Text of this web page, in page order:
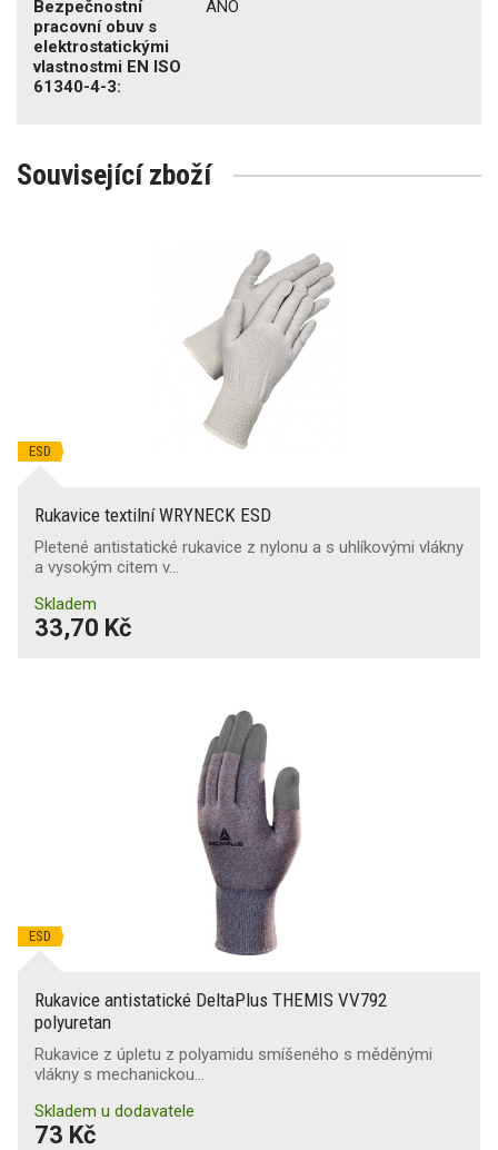
Bezpečnostní
pracovní obuv s
elektrostatickými
vlastnostmi EN ISO
61340-4-3:
ANO
Související zboží
ESD
Rukavice textilní WRYNECK ESD
Pletené antistatické rukavice z nylonu a s uhlíkovými vlákny
a vysokým citem v…
Skladem
33,70 Kč
ESD
Rukavice antistatické DeltaPlus THEMIS VV792
polyuretan
Rukavice z úpletu z polyamidu smíšeného s měděnými
vlákny s mechanickou…
Skladem u dodavatele
73 Kč